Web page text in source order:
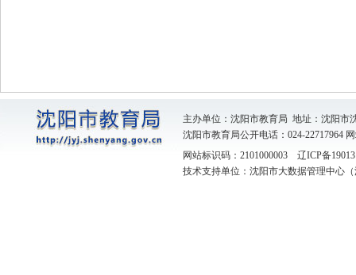
主办单位：沈阳市教育局 地址：沈阳
沈阳市教育局公开电话：024-22717964
网站标识码：2101000003 辽ICP备
技术支持单位：沈阳市大数据管理中心